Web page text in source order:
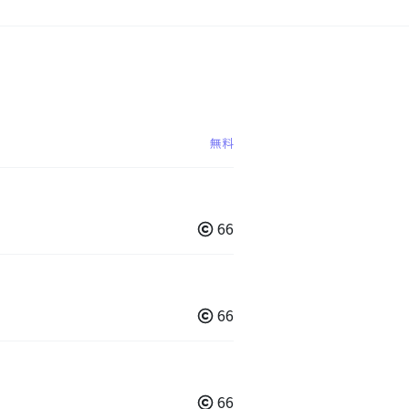
無料
66
66
66